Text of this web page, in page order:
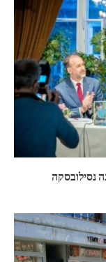
נסילובסקה